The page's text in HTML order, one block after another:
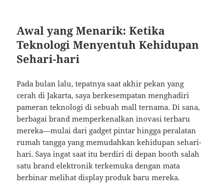
Awal yang Menarik: Ketika
Teknologi Menyentuh Kehidupan
Sehari-hari
Pada bulan lalu, tepatnya saat akhir pekan yang
cerah di Jakarta, saya berkesempatan menghadiri
pameran teknologi di sebuah mall ternama. Di sana,
berbagai brand memperkenalkan inovasi terbaru
mereka—mulai dari gadget pintar hingga peralatan
rumah tangga yang memudahkan kehidupan sehari-
hari. Saya ingat saat itu berdiri di depan booth salah
satu brand elektronik terkemuka dengan mata
berbinar melihat display produk baru mereka.